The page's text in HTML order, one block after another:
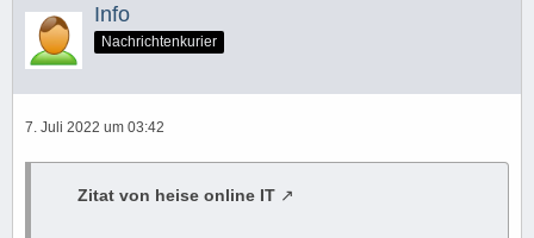
Info
Nachrichtenkurier
7. Juli 2022 um 03:42
Zitat von heise online IT